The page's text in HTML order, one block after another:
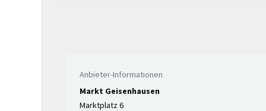
Anbieter-Informationen
Markt Geisenhausen
Marktplatz 6